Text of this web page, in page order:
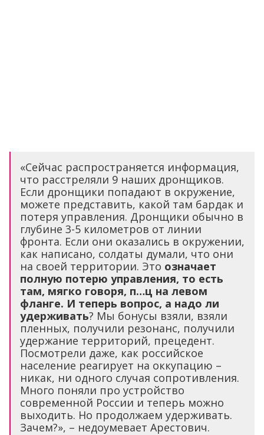
«Сейчас распространяется информация,
что расстреляли 9 наших дронщиков.
Если дронщики попадают в окружение,
можете представить, какой там бардак и
потеря управления. Дронщики обычно в
глубине 3-5 километров от линии
фронта. Если они оказались в окружении,
как написано, солдаты думали, что они
на своей территории. Это означает
полную потерю управления, то есть
там, мягко говоря, п…ц на левом
фланге. И теперь вопрос, а надо ли
удерживать? Мы бонусы взяли, взяли
пленных, получили резонанс, получили
удержание территорий, прецедент.
Посмотрели даже, как российское
население реагирует на оккупацию –
никак, ни одного случая сопротивления.
Много поняли про устройство
современной России и теперь можно
выходить. Но продолжаем удерживать.
Зачем?», – недоумевает Арестович.